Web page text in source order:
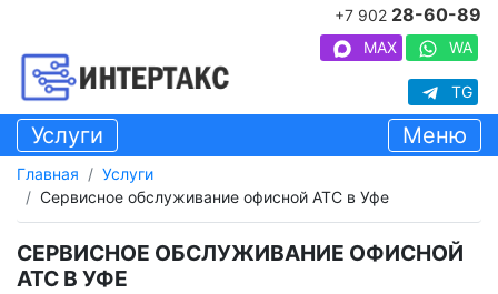
+7 902 28-60-89
MAX WA
TG
Услуги Меню
Главная
Услуги
Сервисное обслуживание офисной АТС в Уфе
СЕРВИСНОЕ ОБСЛУЖИВАНИЕ ОФИСНОЙ
АТС В УФЕ